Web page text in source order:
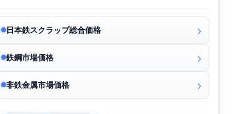
日本鉄スクラップ総合価格
鉄鋼市場価格
非鉄金属市場価格